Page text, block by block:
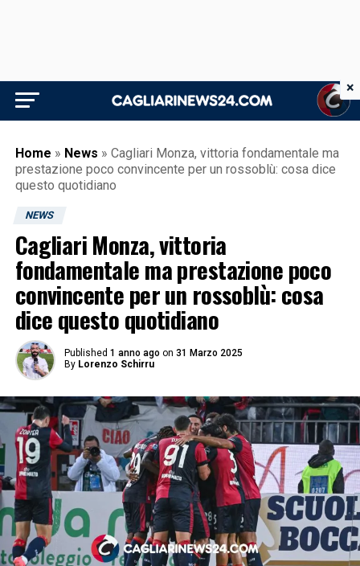
Home » News » Cagliari Monza, vittoria fondamentale ma
prestazione poco convincente per un rossoblù: cosa dice
questo quotidiano
NEWS
Cagliari Monza, vittoria
fondamentale ma prestazione poco
convincente per un rossoblù: cosa
dice questo quotidiano
Published 1 anno ago on 31 Marzo 2025
By Lorenzo Schirru
×